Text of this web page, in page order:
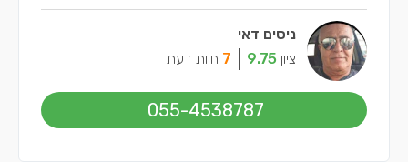
ניסים דאי
ציון 9.75
7 חוות דעת
055-4538787